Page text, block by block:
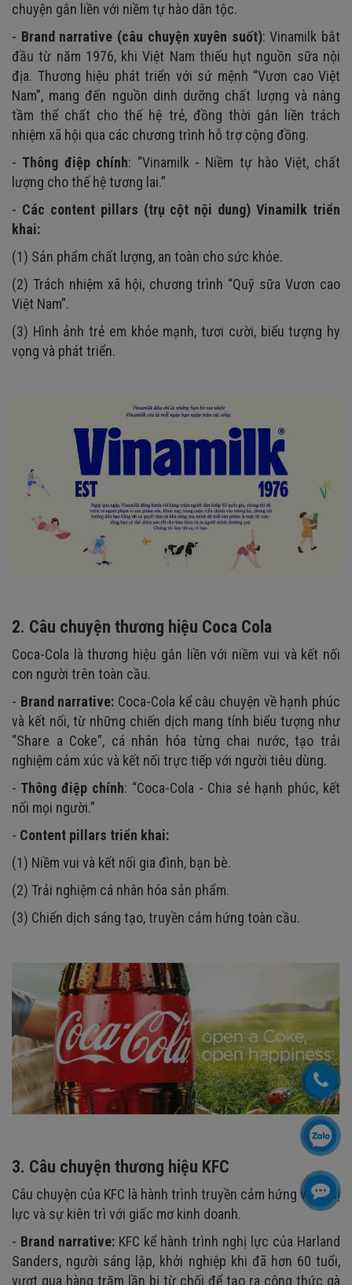
chuyện gắn liền với niềm tự hào dân tộc.
- Brand narrative (câu chuyện xuyên suốt): Vinamilk bắt
đầu từ năm 1976, khi Việt Nam thiếu hụt nguồn sữa nội
địa. Thương hiệu phát triển với sứ mệnh “Vươn cao Việt
Nam”, mang đến nguồn dinh dưỡng chất lượng và nâng
tầm thể chất cho thế hệ trẻ, đồng thời gắn liền trách
nhiệm xã hội qua các chương trình hỗ trợ cộng đồng.
- Thông điệp chính: “Vinamilk - Niềm tự hào Việt, chất
lượng cho thế hệ tương lai.”
- Các content pillars (trụ cột nội dung) Vinamilk triển
khai:
(1) Sản phẩm chất lượng, an toàn cho sức khỏe.
(2) Trách nhiệm xã hội, chương trình “Quỹ sữa Vươn cao
Việt Nam”.
(3) Hình ảnh trẻ em khỏe mạnh, tươi cười, biểu tượng hy
vọng và phát triển.
2. Câu chuyện thương hiệu Coca Cola
Coca-Cola là thương hiệu gắn liền với niềm vui và kết nối
con người trên toàn cầu.
- Brand narrative: Coca-Cola kể câu chuyện về hạnh phúc
và kết nối, từ những chiến dịch mang tính biểu tượng như
“Share a Coke”, cá nhân hóa từng chai nước, tạo trải
nghiệm cảm xúc và kết nối trực tiếp với người tiêu dùng.
- Thông điệp chính: “Coca-Cola - Chia sẻ hạnh phúc, kết
nối mọi người.”
- Content pillars triển khai:
(1) Niềm vui và kết nối gia đình, bạn bè.
(2) Trải nghiệm cá nhân hóa sản phẩm.
(3) Chiến dịch sáng tạo, truyền cảm hứng toàn cầu.
3. Câu chuyện thương hiệu KFC
Câu chuyện của KFC là hành trình truyền cảm hứng về nghị
lực và sự kiên trì với giấc mơ kinh doanh.
- Brand narrative: KFC kể hành trình nghị lực của Harland
Sanders, người sáng lập, khởi nghiệp khi đã hơn 60 tuổi,
vượt qua hàng trăm lần bị từ chối để tạo ra công thức gà